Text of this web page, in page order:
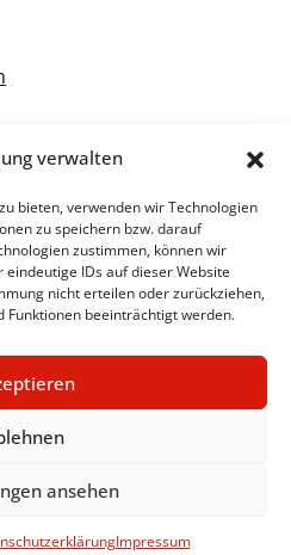
verwalten
bieten, verwenden wir Technologien
zu speichern bzw. darauf
zustimmen, können wir
IDs auf dieser Website
nicht erteilen oder zurückziehen,
beeinträchtigt werden.
ansehen
Impressum
Datenschutzerklärung